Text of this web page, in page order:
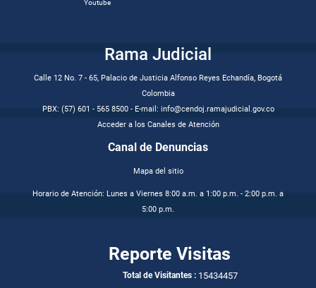
Youtube
Rama Judicial
Calle 12 No. 7 - 65, Palacio de Justicia Alfonso Reyes Echandía, Bogotá
Colombia
PBX: (57) 601 - 565 8500 - E-mail: info@cendoj.ramajudicial.gov.co
Acceder a los Canales de Atención
Canal de Denuncias
Mapa del sitio
Horario de Atención: Lunes a Viernes 8:00 a.m. a 1:00 p.m. - 2:00 p.m. a
5:00 p.m.
Reporte Visitas
Total de Visitantes : 15434457